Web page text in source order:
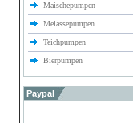
Maischepumpen
Melassepumpen
Teichpumpen
Bierpumpen
Paypal